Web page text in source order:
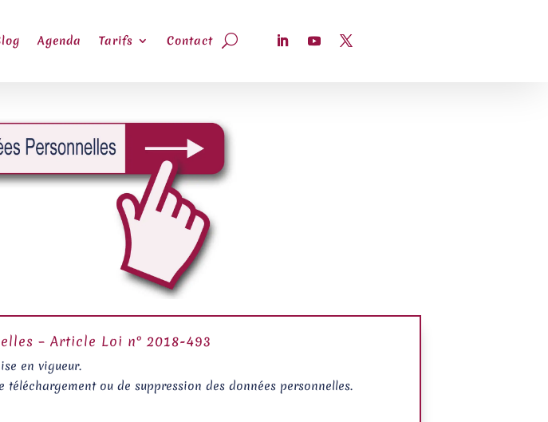
Agenda Tarifs Contact
–Article Loi n° 2018-493
en vigueur.
ou de suppression des données personnelles.